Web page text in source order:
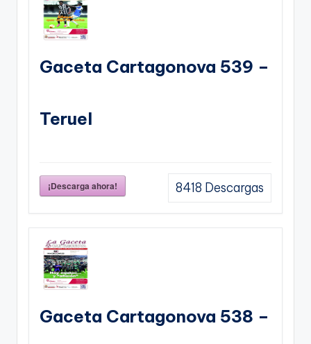
Gaceta Cartagonova 539 –
Teruel
¡Descarga ahora! 8418 Descargas
Gaceta Cartagonova 538 –